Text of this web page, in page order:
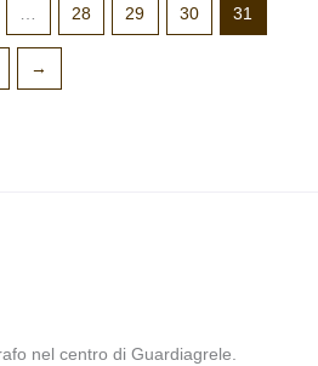
28 29 30 31
→
nel centro di Guardiagrele.